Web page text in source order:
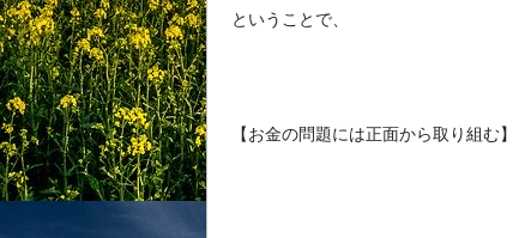
ということで、
【お金の問題には正面から取り組む】